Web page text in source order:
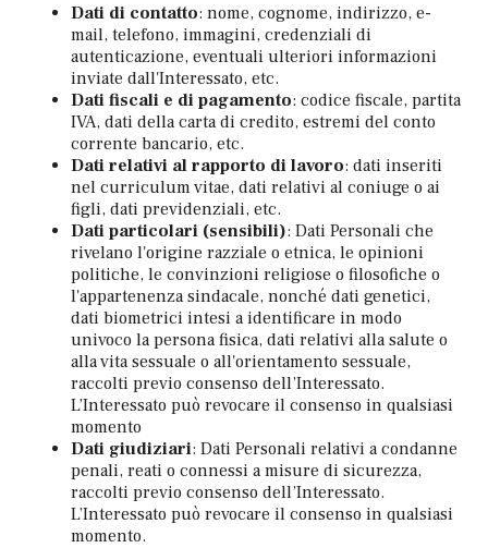
Dati di contatto: nome, cognome, indirizzo, e-
mail, telefono, immagini, credenziali di
autenticazione, eventuali ulteriori informazioni
inviate dall'Interessato, etc.
Dati fiscali e di pagamento: codice fiscale, partita
IVA, dati della carta di credito, estremi del conto
corrente bancario, etc.
Dati relativi al rapporto di lavoro: dati inseriti
nel curriculum vitae, dati relativi al coniuge o ai
figli, dati previdenziali, etc.
Dati particolari (sensibili): Dati Personali che
rivelano l'origine razziale o etnica, le opinioni
politiche, le convinzioni religiose o filosofiche o
l'appartenenza sindacale, nonché dati genetici,
dati biometrici intesi a identificare in modo
univoco la persona fisica, dati relativi alla salute o
alla vita sessuale o all'orientamento sessuale,
raccolti previo consenso dell’Interessato.
L’Interessato può revocare il consenso in qualsiasi
momento
Dati giudiziari: Dati Personali relativi a condanne
penali, reati o connessi a misure di sicurezza,
raccolti previo consenso dell’Interessato.
L’Interessato può revocare il consenso in qualsiasi
momento.